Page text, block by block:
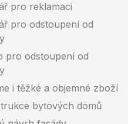
pro reklamaci
pro odstoupení od
pro odstoupení od
i těžké a objemné zboží
bytových domů